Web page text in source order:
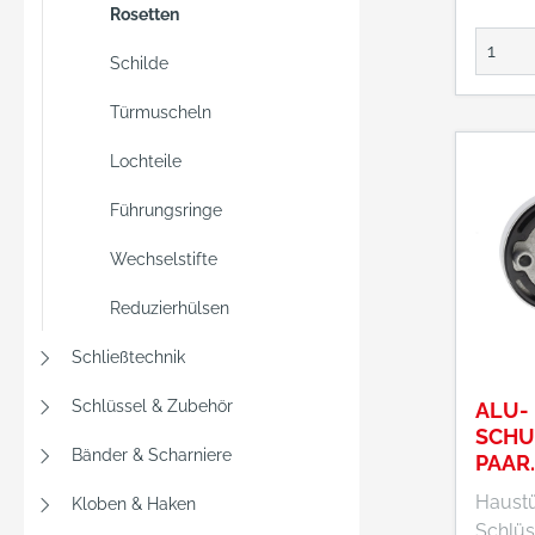
Rosetten
Schilde
Türmuscheln
Lochteile
Führungsringe
Wechselstifte
Reduzierhülsen
Schließtechnik
Schlüssel & Zubehör
Bänder & Scharniere
Kloben & Haken
ALU-
PAAR